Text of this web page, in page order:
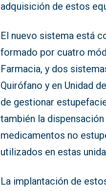
adquisición de estos
El nuevo sistema está
formado por cuatro
Farmacia, y dos
Quirófano y en Unidad
de gestionar
también la
medicamentos no
utilizados en estas
La implantación de